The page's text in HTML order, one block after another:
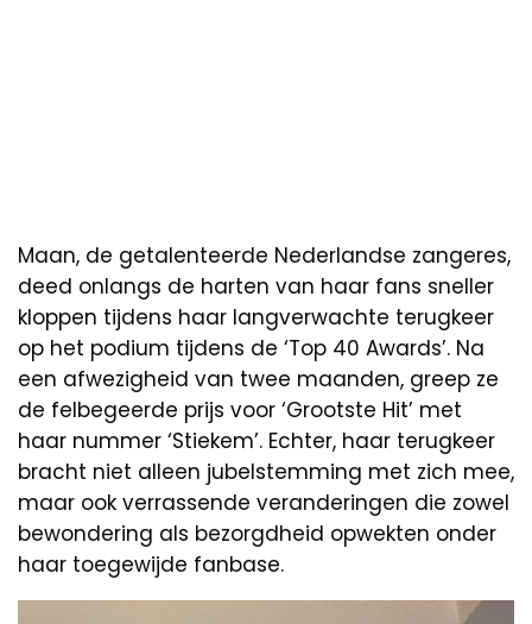
Maan, de getalenteerde Nederlandse zangeres,
deed onlangs de harten van haar fans sneller
kloppen tijdens haar langverwachte terugkeer
op het podium tijdens de ‘Top 40 Awards’. Na
een afwezigheid van twee maanden, greep ze
de felbegeerde prijs voor ‘Grootste Hit’ met
haar nummer ‘Stiekem’. Echter, haar terugkeer
bracht niet alleen jubelstemming met zich mee,
maar ook verrassende veranderingen die zowel
bewondering als bezorgdheid opwekten onder
haar toegewijde fanbase.